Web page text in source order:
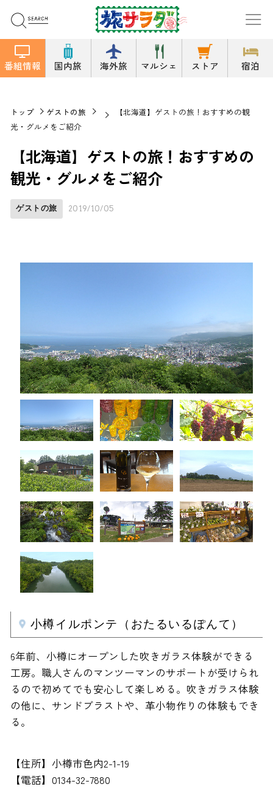
番組情報 国内旅 海外旅 マルシェ ストア 宿泊
トップ ゲストの旅
【北海道】ゲストの旅！おすすめの観
光・グルメをご紹介
【北海道】ゲストの旅！おすすめの
観光・グルメをご紹介
ゲストの旅 2019/10/05
小樽イルポンテ（おたるいるぽんて）
6年前、小樽にオープンした吹きガラス体験ができる
工房。職人さんのマンツーマンのサポートが受けられ
るので初めてでも安心して楽しめる。吹きガラス体験
の他に、サンドブラストや、革小物作りの体験もでき
る。
【住所】小樽市色内2-1-19
【電話】0134-32-7880